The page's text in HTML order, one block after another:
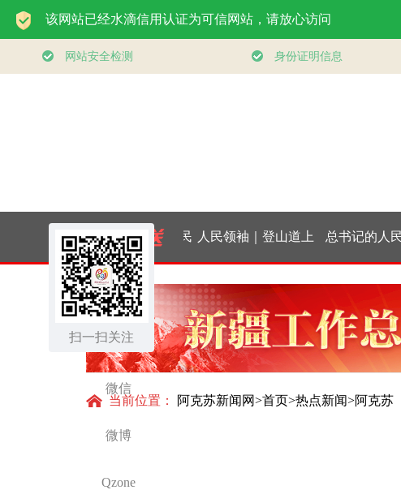
扫一扫关注
微信
微博
Qzone
一见·三个关键词，读
懂中国经济“半年答
卷”
构建更高水平的全民
健身公共服务体系
当前位置： 阿克苏新闻网>首页>热点新闻>阿克苏